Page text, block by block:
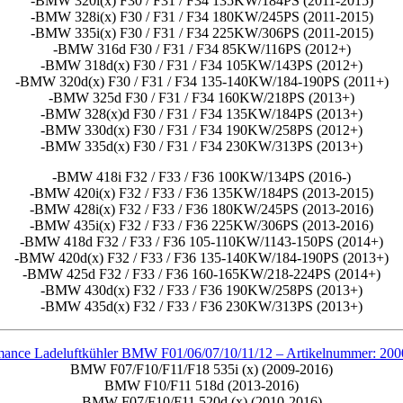
-BMW 328i(x) F30 / F31 / F34 180KW/245PS (2011-2015)
-BMW 335i(x) F30 / F31 / F34 225KW/306PS (2011-2015)
-BMW 316d F30 / F31 / F34 85KW/116PS (2012+)
-BMW 318d(x) F30 / F31 / F34 105KW/143PS (2012+)
-BMW 320d(x) F30 / F31 / F34 135-140KW/184-190PS (2011+)
-BMW 325d F30 / F31 / F34 160KW/218PS (2013+)
-BMW 328(x)d F30 / F31 / F34 135KW/184PS (2013+)
-BMW 330d(x) F30 / F31 / F34 190KW/258PS (2012+)
-BMW 335d(x) F30 / F31 / F34 230KW/313PS (2013+)
-BMW 418i F32 / F33 / F36 100KW/134PS (2016-)
-BMW 420i(x) F32 / F33 / F36 135KW/184PS (2013-2015)
-BMW 428i(x) F32 / F33 / F36 180KW/245PS (2013-2016)
-BMW 435i(x) F32 / F33 / F36 225KW/306PS (2013-2016)
-BMW 418d F32 / F33 / F36 105-110KW/1143-150PS (2014+)
-BMW 420d(x) F32 / F33 / F36 135-140KW/184-190PS (2013+)
-BMW 425d F32 / F33 / F36 160-165KW/218-224PS (2014+)
-BMW 430d(x) F32 / F33 / F36 190KW/258PS (2013+)
-BMW 435d(x) F32 / F33 / F36 230KW/313PS (2013+)
Ladeluftkühler BMW F01/06/07/10/11/12 – Artikelnummer:
BMW F07/F10/F11/F18 535i (x) (2009-2016)
BMW F10/F11 518d (2013-2016)